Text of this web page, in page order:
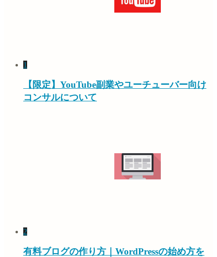
1
【限定】YouTube副業やユーチューバー向け
コンサルについて
2
有料ブログの作り方｜WordPressの始め方を